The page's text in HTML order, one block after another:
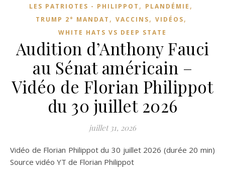
LES PATRIOTES - PHILIPPOT , PLANDÉMIE ,
TRUMP 2° MANDAT , VACCINS, VIDÉOS,
WHITE HATS VS DEEP STATE
Audition d’Anthony Fauci
au Sénat américain –
Vidéo de Florian Philippot
du 30 juillet 2026
juillet 31, 2026
Vidéo de Florian Philippot du 30 juillet 2026 (durée 20 min)
Source vidéo YT de Florian Philippot